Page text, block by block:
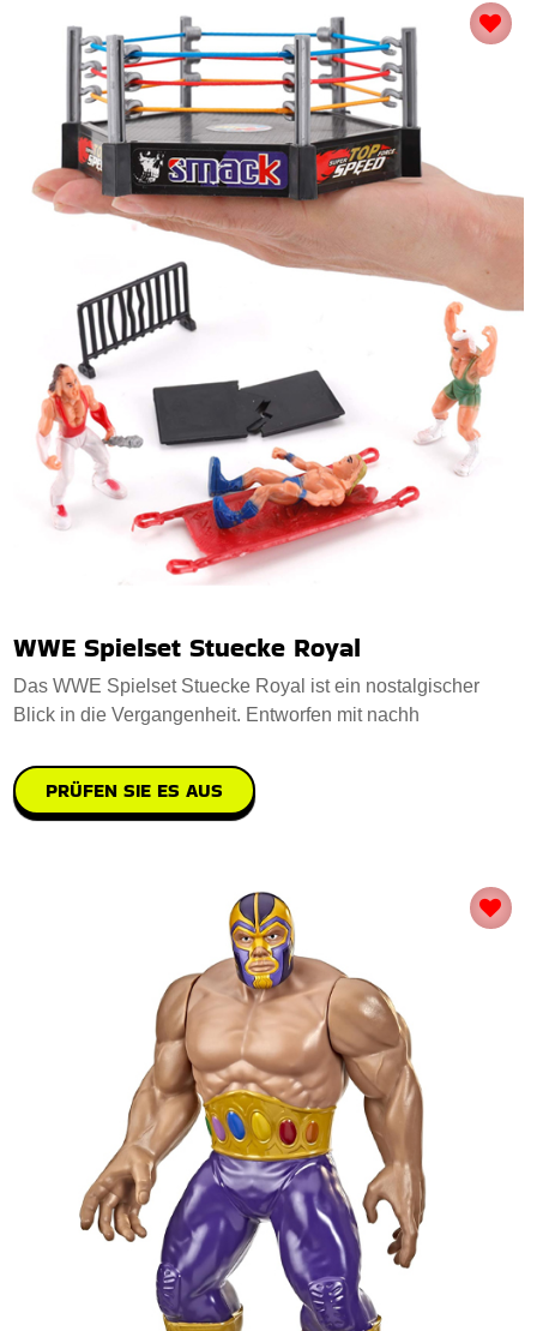
WWE Spielset Stuecke Royal
Das WWE Spielset Stuecke Royal ist ein nostalgischer
Blick in die Vergangenheit. Entworfen mit nachh
PRÜFEN SIE ES AUS